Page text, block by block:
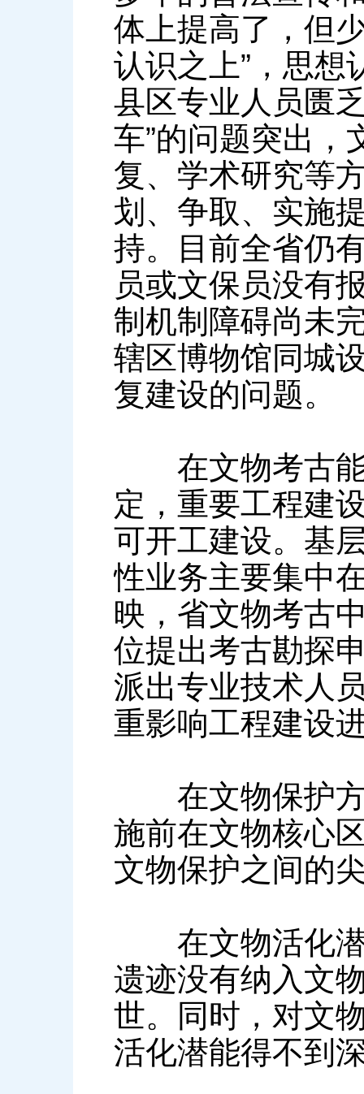
体上提高了，但
认识之上”，思想
县区专业人员匮
车”的问题突出，
复、学术研究等
划、争取、实施
持。目前全省仍
员或文保员没有
制机制障碍尚未
辖区博物馆同城
复建设的问题。
在文物考古能
定，重要工程建
可开工建设。基
性业务主要集中
映，省文物考古
位提出考古勘探
派出专业技术人
重影响工程建设
在文物保护方
施前在文物核心
文物保护之间的
在文物活化潜
遗迹没有纳入文
世。同时，对文
活化潜能得不到